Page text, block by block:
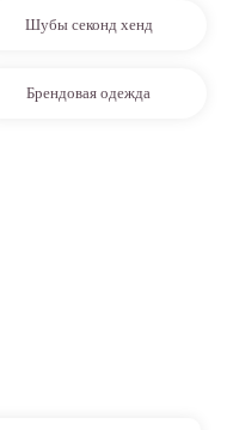
Шубы секонд хенд
Брендовая одежда